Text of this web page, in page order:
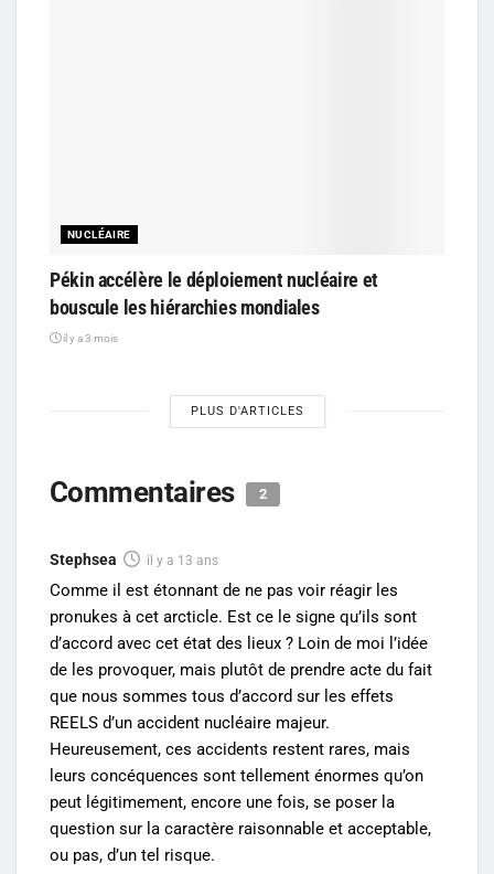
NUCLÉAIRE
Pékin accélère le déploiement nucléaire et
bouscule les hiérarchies mondiales
il y a 3 mois
PLUS D'ARTICLES
Commentaires 2
Stephsea il y a 13 ans
Comme il est étonnant de ne pas voir réagir les
pronukes à cet arcticle. Est ce le signe qu’ils sont
d’accord avec cet état des lieux ? Loin de moi l’idée
de les provoquer, mais plutôt de prendre acte du fait
que nous sommes tous d’accord sur les effets
REELS d’un accident nucléaire majeur.
Heureusement, ces accidents restent rares, mais
leurs concéquences sont tellement énormes qu’on
peut légitimement, encore une fois, se poser la
question sur la caractère raisonnable et acceptable,
ou pas, d’un tel risque.